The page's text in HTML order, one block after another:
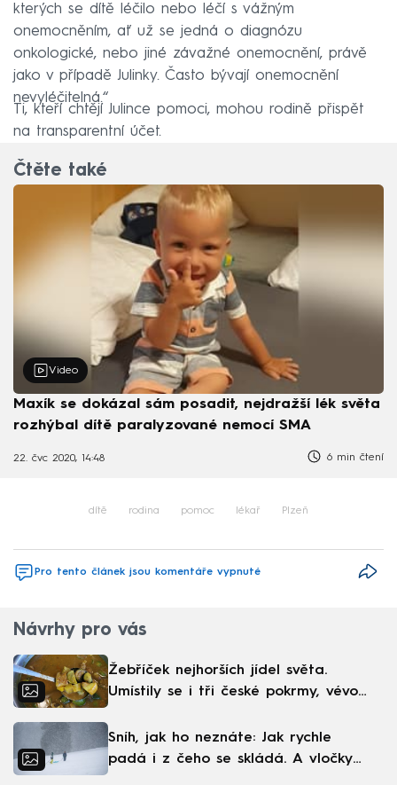
kterých se dítě léčilo nebo léčí s vážným
onemocněním, ať už se jedná o diagnózu
onkologické, nebo jiné závažné onemocnění, právě
jako v případě Julinky. Často bývají onemocnění
nevyléčitelná.“
Ti, kteří chtějí Julince pomoci, mohou rodině přispět
na transparentní účet.
Čtěte také
Video
Maxík se dokázal sám posadit, nejdražší lék světa
rozhýbal dítě paralyzované nemocí SMA
22. čvc 2020, 14:48 6 min čtení
dítě rodina pomoc lékař Plzeň
Pro tento článek jsou komentáře vypnuté
Návrhy pro vás
Žebříček nejhorších jídel světa.
Umístily se i tři české pokrmy, vévodí
Sníh, jak ho neznáte: Jak rychle
padá i z čeho se skládá. A vločky